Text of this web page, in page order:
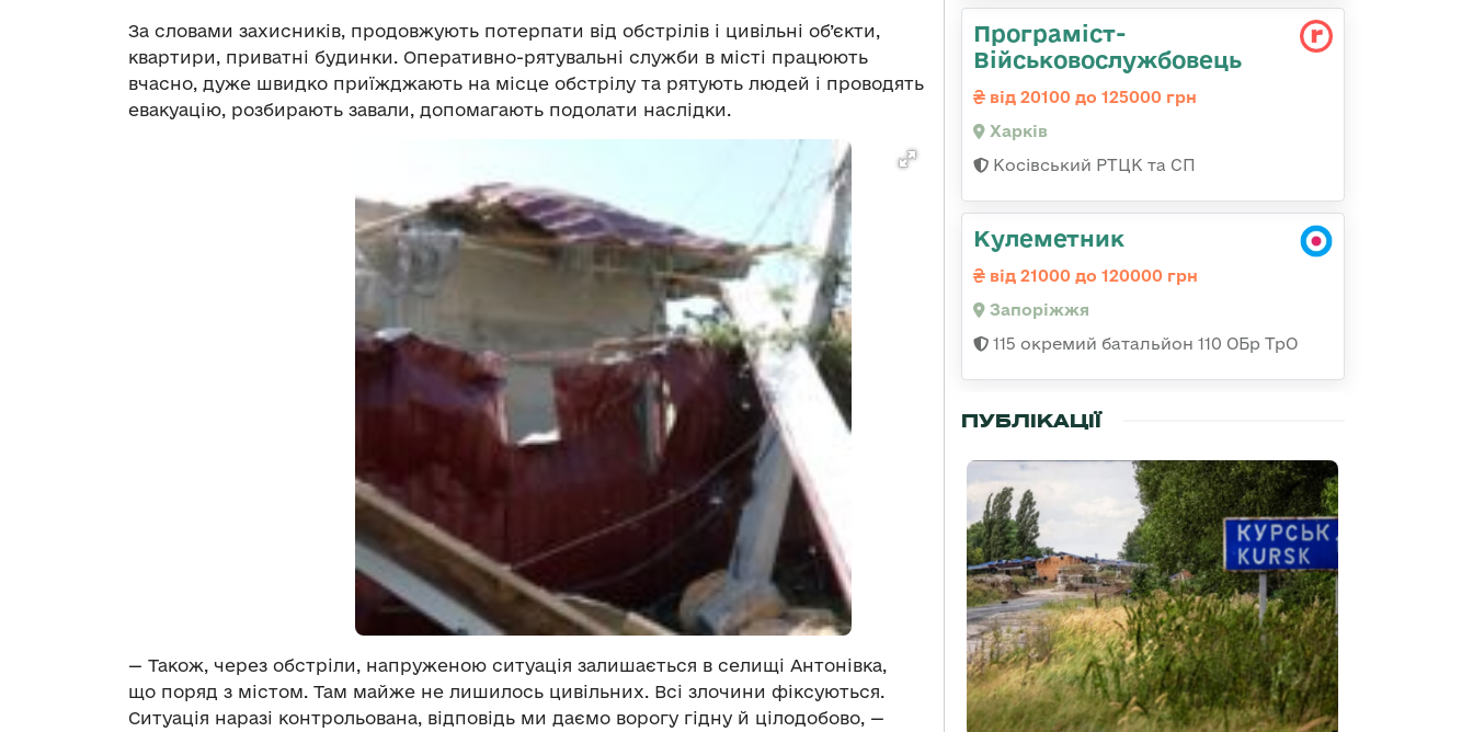
За словами захисників, продовжують потерпати від обстрілів і цивільні об’єкти,
квартири, приватні будинки. Оперативно-рятувальні служби в місті працюють
вчасно, дуже швидко приїжджають на місце обстрілу та рятують людей і проводять
евакуацію, розбирають завали, допомагають подолати наслідки.
— Також, через обстріли, напруженою ситуація залишається в селищі Антонівка,
що поряд з містом. Там майже не лишилось цивільних. Всі злочини фіксуються.
Ситуація наразі контрольована, відповідь ми даємо ворогу гідну й цілодобово, —
Програміст-
Військовослужбовець
від 20100 до 125000 грн
Харків
Косівський РТЦК та СП
Кулеметник
від 21000 до 120000 грн
Запоріжжя
115 окремий батальйон 110 ОБр ТрО
ПУБЛІКАЦІЇ